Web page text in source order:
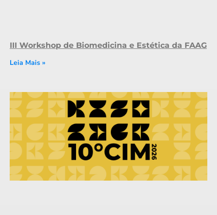
III Workshop de Biomedicina e Estética da FAAG
Leia Mais »